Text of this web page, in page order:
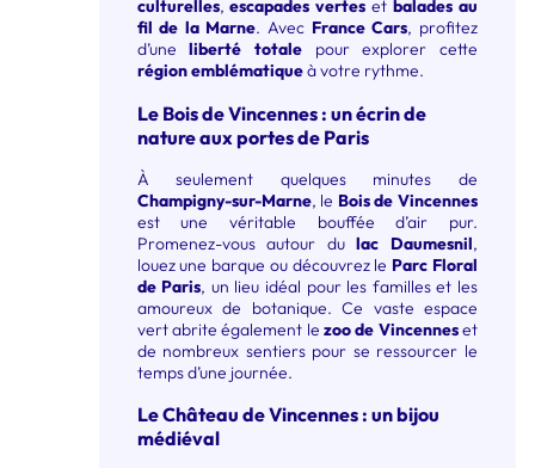
culturelles,escapades vertes etbalades au
fil de la Marne. Avec France Cars, profitez
d’uneliberté totalepour explorer cette
région emblématiqueà votre rythme.
Le Bois de Vincennes : un écrin de
nature aux portes de Paris
À seulement quelques minutes de
Champigny-sur-Marne, le Bois de Vincennes
est une véritable bouffée d’air pur.
Promenez-vous autour dulac Daumesnil,
louez une barque ou découvrez le Parc Floral
de Paris, un lieu idéal pour les familles et les
amoureux de botanique. Ce vaste espace
vert abrite également le zoo de Vincenneset
de nombreux sentiers pour se ressourcer le
temps d’une journée.
Le Château de Vincennes : un bijou
médiéval